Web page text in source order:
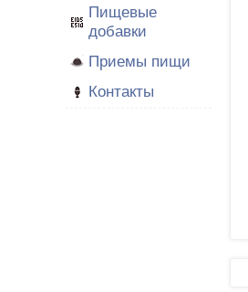
Пищевые
добавки
Приемы пищи
Контакты